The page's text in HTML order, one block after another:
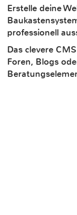
Erstelle deine
professionell
Das clevere
Foren, Blogs